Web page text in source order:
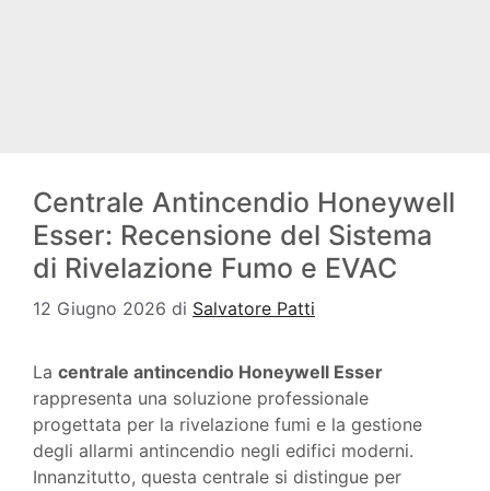
Centrale Antincendio Honeywell
Esser: Recensione del Sistema
di Rivelazione Fumo e EVAC
12 Giugno 2026 di Salvatore Patti
La centrale antincendio Honeywell Esser
rappresenta una soluzione professionale
progettata per la rivelazione fumi e la gestione
degli allarmi antincendio negli edifici moderni.
Innanzitutto, questa centrale si distingue per